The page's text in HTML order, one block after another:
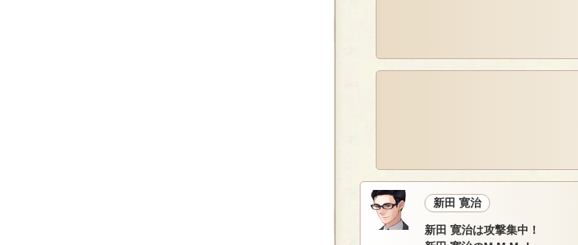
新田 寛治
新田 寛治は攻撃集中！